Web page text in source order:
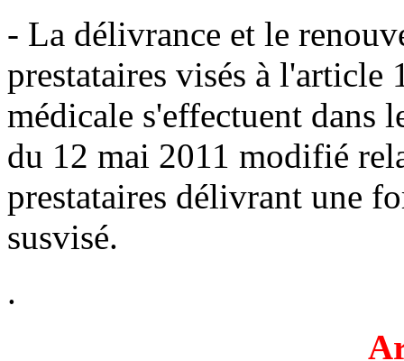
- La délivrance et le
prestataires visés à
médicale s'effectuent dans
du 12 mai 2011 modifié
prestataires délivrant une
susvisé.
.